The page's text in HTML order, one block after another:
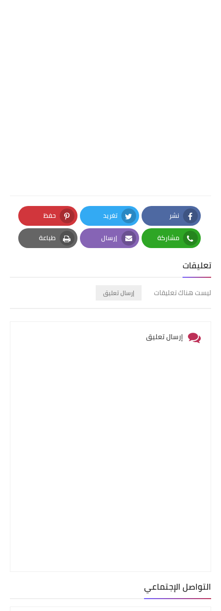
نشر
Facebook
تغريد
Twitter
حفظ
Pinterest
مشاركة
Whatsapp
إرسال
Email
طباعة
Print
تعليقات
ليست هناك تعليقات إرسال تعليق
إرسال تعليق
التواصل الإجتماعي